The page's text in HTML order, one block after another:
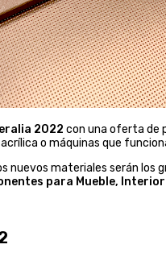
2022 con una oferta de
o máquinas que
nuevos materiales serán los
para Mueble,